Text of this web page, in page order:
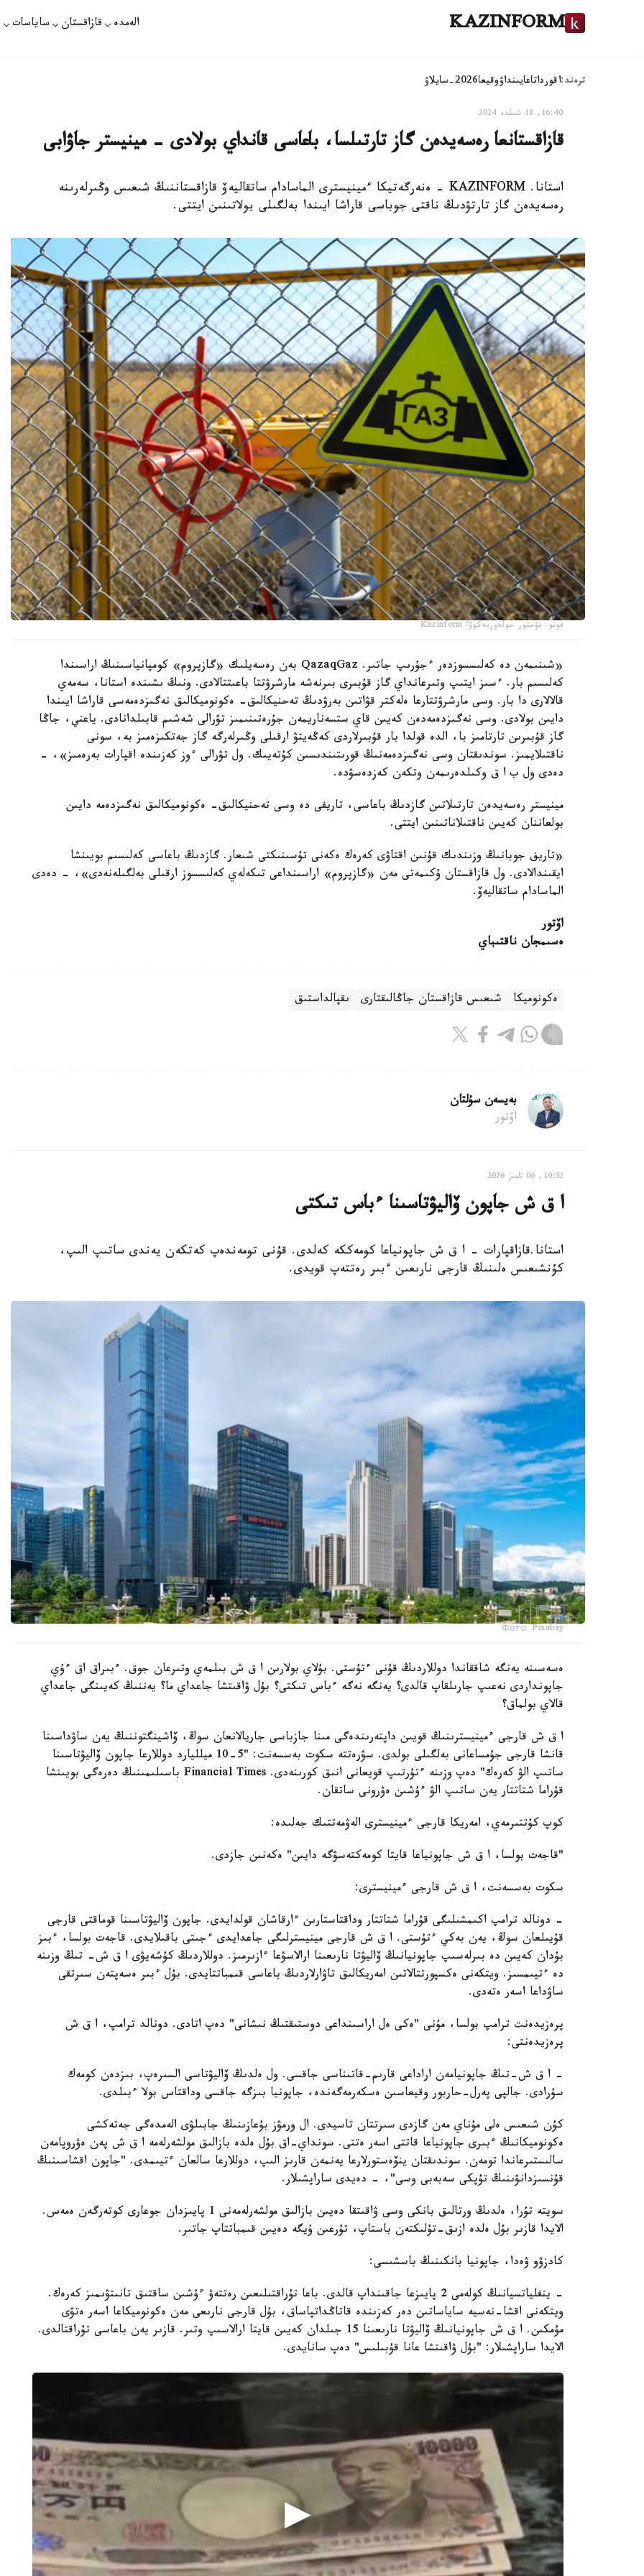
KAZINFORM الەمدە قازاقستان ساياسات
ترەند:اقورداتاعايىنداۋوقيعا2026-سايلاۋ
16:40, 18 شىلدە 2024
قازاقستانعا رەسەيدەن گاز تارتىلسا، باعاسى قانداي بولادى - مينيستر جاۋابى
استانا. KAZINFORM - ەنەرگەتيكا ءمينيسترى الماسادام ساتقاليەۆ قازاقستاننىڭ شىعىس وڭىرلەرىنە
رەسەيدەن گاز تارتۋدىڭ ناقتى جوباسى قاراشا ايىندا بەلگىلى بولاتىنىن ايتتى.
فوتو: مۋحتور حولدوربەكوۆ/ Kazinform
«شىنىمەن دە كەلىسسوزدەر ءجۇرىپ جاتىر. QazaqGaz بەن رەسەيلىك «گازپروم» كومپانياسىنىڭ اراسىندا
كەلىسىم بار. ءسىز ايتىپ وتىرعانداي گاز قۇبىرى بىرنەشە مارشرۋتتا باعىتتالادى. ونىڭ ىشىندە استانا، سەمەي
قالالارى دا بار. وسى مارشرۋتتارعا ەلەكتر قۋاتىن بەرۋدىڭ تەحنيكالىق- ەكونوميكالىق نەگىزدەمەسى قاراشا ايىندا
دايىن بولادى. وسى نەگىزدەمەدەن كەيىن قاي ستسەناريمەن جۇرەتىنىمىز تۋرالى شەشىم قابىلدانادى. ياعني، جاڭا
گاز قۇبىرىن تارتامىز با، الدە قولدا بار قۇبىرلاردى كەڭەيتۋ ارقىلى وڭىرلەرگە گاز جەتكىزەمىز بە، سونى
ناقتىلايمىز. سوندىقتان وسى نەگىزدەمەنىڭ قورىتىندىسىن كۇتەيىك. ول تۋرالى ءوز كەزىندە اقپارات بەرەمىز»، -
دەدى ول ب ا ق وكىلدەرىمەن وتكەن كەزدەسۋدە.
مينيستر رەسەيدەن تارتىلاتىن گازدىڭ باعاسى، تاريفى دە وسى تەحنيكالىق- ەكونوميكالىق نەگىزدەمە دايىن
بولعاننان كەيىن ناقتىلاناتىنىن ايتتى.
«تاريف جوبانىڭ وزىندىك قۇنىن اقتاۋى كەرەك ەكەنى تۇسىنىكتى شىعار. گازدىڭ باعاسى كەلىسىم بويىنشا
ايقىندالادى. ول قازاقستان ۇكىمەتى مەن «گازپروم» اراسىنداعى تىكەلەي كەلىسسوز ارقىلى بەلگىلەنەدى»، - دەدى
الماسادام ساتقاليەۆ.
اۆتور
ەسىمجان ناقتىباي
ەكونوميكا شىعىس قازاقستان جاڭالىقتارى ىقپالداستىق
بەيسەن سۇلتان
اۆتور
10:52, 06 تامىز 2026
ا ق ش جاپون ۆاليۋتاسىنا ءباس تىكتى
استانا.قازاقپارات - ا ق ش جاپونياعا كومەككە كەلدى. قۇنى تومەندەپ كەتكەن يەندى ساتىپ الىپ،
كۇنشىعىس ەلىنىڭ قارجى نارىعىن ءبىر رەتتەپ قويدى.
Фото: Pixabay
ەسەسىنە يەنگە شاققاندا دوللاردىڭ قۇنى ءتۇستى. بۇلاي بولارىن ا ق ش بىلمەي وتىرعان جوق. ءبىراق اق ءۇي
جاپونداردى نەعىپ جارىلقاپ قالدى؟ يەنگە نەگە ءباس تىكتى؟ بۇل ۋاقىتشا جاعداي ما؟ يەننىڭ كەيىنگى جاعداي
قالاي بولماق؟
ا ق ش قارجى ءمينيسترىنىڭ قويىن داپتەرىندەگى مىنا جازباسى جاريالانعان سوڭ، ۆاشينگتوننىڭ يەن ساۋداسىنا
قانشا قارجى جۇمساعانى بەلگىلى بولدى. سۋرەتتە سكوت بەسسەنت: "5-10 ميلليارد دوللارعا جاپون ۆاليۋتاسىنا
ساتىپ الۋ كەرەك" دەپ وزىنە ءتۇرتىپ قويعانى انىق كورىنەدى. Financial Times باسىلىمىنىڭ دەرەگى بويىنشا
قۇراما شتاتتار يەن ساتىپ الۋ ءۇشىن ەۋرونى ساتقان.
كوپ كۇتتىرمەي، امەريكا قارجى ءمينيسترى الەۋمەتتىك جەلىدە:
"قاجەت بولسا، ا ق ش جاپونياعا قايتا كومەكتەسۋگە دايىن" ەكەنىن جازدى.
سكوت بەسسەنت، ا ق ش قارجى ءمينيسترى:
- دونالد ترامپ اكىمشىلىگى قۇراما شتاتتار وداقتاستارىن ءارقاشان قولدايدى. جاپون ۆاليۋتاسىنا قوماقتى قارجى
قۇيىلعان سوڭ، يەن بەكي ءتۇستى. ا ق ش قارجى مينيسترلىگى جاعدايدى ءجىتى باقىلايدى. قاجەت بولسا، ءبىز
بۇدان كەيىن دە بىرلەسىپ جاپونيانىڭ ۆاليۋتا نارىعىنا ارالاسۋعا ءازىرمىز. دوللاردىڭ كۇشەيۋى ا ق ش- تىڭ وزىنە
دە ءتيىمسىز. ويتكەنى ەكسپورتتالاتىن امەريكالىق تاۋارلاردىڭ باعاسى قىمباتتايدى. بۇل ءبىر ەسەپتەن سىرتقى
ساۋداعا اسەر ەتەدى.
پرەزيدەنت ترامپ بولسا، مۇنى "ەكى ەل اراسىنداعى دوستىقتىڭ نىشانى" دەپ اتادى. دونالد ترامپ، ا ق ش
پرەزيدەنتى:
- ا ق ش-تىڭ جاپونيامەن اراداعى قارىم-قاتىناسى جاقسى. ول ەلدىڭ ۆاليۋتاسى السىرەپ، بىزدەن كومەك
سۇرادى. جالپى پەرل-حاربور وقيعاسىن ەسكەرمەگەندە، جاپونيا بىزگە جاقسى وداقتاس بولا ءبىلدى.
كۇن شىعىس ەلى مۇناي مەن گازدى سىرتتان تاسيدى. ال ورمۋز بۇعازىنىڭ جابىلۋى الەمدەگى جەتەكشى
ەكونوميكانىڭ ءبىرى جاپونياعا قاتتى اسەر ەتتى. سونداي-اق بۇل ەلدە بازالىق مولشەرلەمە ا ق ش پەن ەۋروپامەن
سالىستىرعاندا تومەن. سوندىقتان ينۆەستورلارعا يەنمەن قارىز الىپ، دوللارعا سالعان ءتيىمدى. "جاپون اقشاسىنىڭ
قۇنسىزدانۋىنىڭ تۇپكى سەبەبى وسى"، - دەيدى ساراپشىلار.
سويتە تۇرا، ەلدىڭ ورتالىق بانكى وسى ۋاقىتقا دەيىن بازالىق مولشەرلەمەنى 1 پايىزدان جوعارى كوتەرگەن ەمەس.
الايدا قازىر بۇل ەلدە ازىق-تۇلىكتەن باستاپ، تۇرعىن ۇيگە دەيىن قىمباتتاپ جاتىر.
كادزۋو ۋەدا، جاپونيا بانكىنىڭ باسشىسى:
- ينفلياتسيانىڭ كولەمى 2 پايىزعا جاقىنداپ قالدى. باعا تۇراقتىلىعىن رەتتەۋ ءۇشىن ساقتىق تانىتۋىمىز كەرەك.
ويتكەنى اقشا-نەسيە ساياساتىن دەر كەزىندە قاتاڭداتپاساق، بۇل قارجى نارىعى مەن ەكونوميكاعا اسەر ەتۋى
مۇمكىن. ا ق ش جاپونيانىڭ ۆاليۋتا نارىعىنا 15 جىلدان كەيىن قايتا ارالاسىپ وتىر. قازىر يەن باعاسى تۇراقتالدى.
الايدا ساراپشىلار: "بۇل ۋاقىتشا عانا قۇبىلىس" دەپ سانايدى.